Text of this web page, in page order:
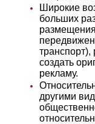
Широкие
больших
создать
рекламу.
другими